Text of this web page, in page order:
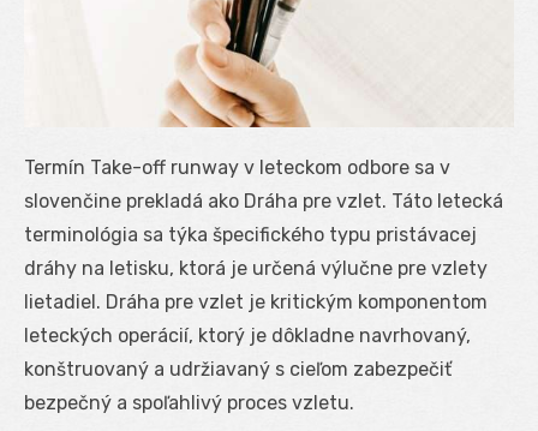
Termín Take-off runway v leteckom odbore sa v
slovenčine prekladá ako Dráha pre vzlet. Táto letecká
terminológia sa týka špecifického typu pristávacej
dráhy na letisku, ktorá je určená výlučne pre vzlety
lietadiel. Dráha pre vzlet je kritickým komponentom
leteckých operácií, ktorý je dôkladne navrhovaný,
konštruovaný a udržiavaný s cieľom zabezpečiť
bezpečný a spoľahlivý proces vzletu.